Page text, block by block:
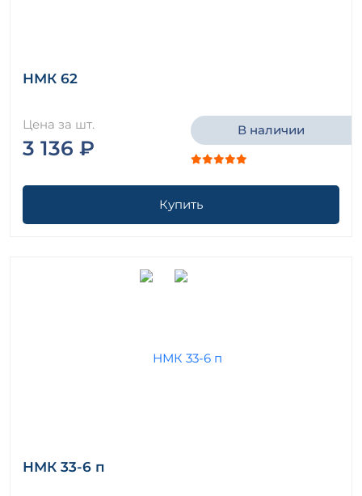
НМК 62
Цена за шт.
3 136 ₽
В наличии
Купить
НМК 33-6 п